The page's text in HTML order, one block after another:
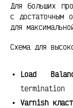
Для больших
с достаточным
для
Схема для
Load
termination
Varnish